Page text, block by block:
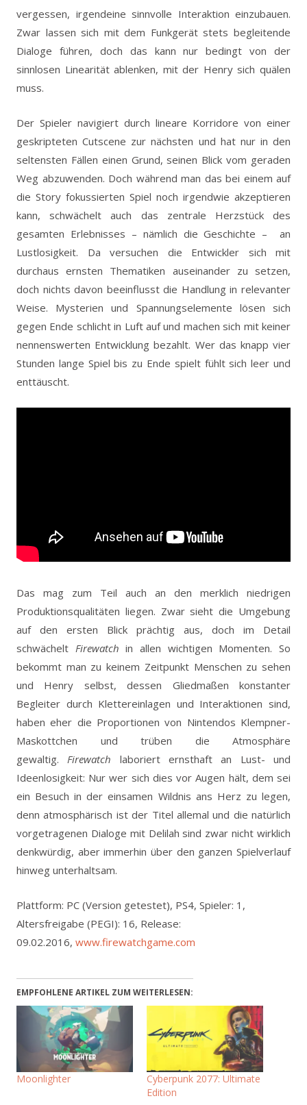
vergessen, irgendeine sinnvolle Interaktion einzubauen.
Zwar lassen sich mit dem Funkgerät stets begleitende
Dialoge führen, doch das kann nur bedingt von der
sinnlosen Linearität ablenken, mit der Henry sich quälen
muss.
Der Spieler navigiert durch lineare Korridore von einer
geskripteten Cutscene zur nächsten und hat nur in den
seltensten Fällen einen Grund, seinen Blick vom geraden
Weg abzuwenden. Doch während man das bei einem auf
die Story fokussierten Spiel noch irgendwie akzeptieren
kann, schwächelt auch das zentrale Herzstück des
gesamten Erlebnisses – nämlich die Geschichte – an
Lustlosigkeit. Da versuchen die Entwickler sich mit
durchaus ernsten Thematiken auseinander zu setzen,
doch nichts davon beeinflusst die Handlung in relevanter
Weise. Mysterien und Spannungselemente lösen sich
gegen Ende schlicht in Luft auf und machen sich mit keiner
nennenswerten Entwicklung bezahlt. Wer das knapp vier
Stunden lange Spiel bis zu Ende spielt fühlt sich leer und
enttäuscht.
Das mag zum Teil auch an den merklich niedrigen
Produktionsqualitäten liegen. Zwar sieht die Umgebung
auf den ersten Blick prächtig aus, doch im Detail
schwächelt Firewatch in allen wichtigen Momenten. So
bekommt man zu keinem Zeitpunkt Menschen zu sehen
und Henry selbst, dessen Gliedmaßen konstanter
Begleiter durch Klettereinlagen und Interaktionen sind,
haben eher die Proportionen von Nintendos Klempner-
Maskottchen und trüben die Atmosphäre
gewaltig. Firewatch laboriert ernsthaft an Lust- und
Ideenlosigkeit: Nur wer sich dies vor Augen hält, dem sei
ein Besuch in der einsamen Wildnis ans Herz zu legen,
denn atmosphärisch ist der Titel allemal und die natürlich
vorgetragenen Dialoge mit Delilah sind zwar nicht wirklich
denkwürdig, aber immerhin über den ganzen Spielverlauf
hinweg unterhaltsam.
Plattform: PC (Version getestet), PS4, Spieler: 1,
Altersfreigabe (PEGI): 16, Release:
09.02.2016, www.firewatchgame.com
EMPFOHLENE ARTIKEL ZUM WEITERLESEN:
Moonlighter
Cyberpunk 2077: Ultimate
Edition